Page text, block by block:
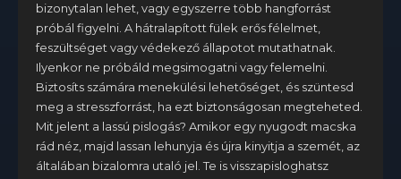
bizonytalan lehet, vagy egyszerre több hangforrást
próbál figyelni. A hátralapított fülek erős félelmet,
feszültséget vagy védekező állapotot mutathatnak.
Ilyenkor ne próbáld megsimogatni vagy felemelni.
Biztosíts számára menekülési lehetőséget, és szüntesd
meg a stresszforrást, ha ezt biztonságosan megteheted.
Mit jelent a lassú pislogás? Amikor egy nyugodt macska
rád néz, majd lassan lehunyja és újra kinyitja a szemét, az
általában bizalomra utaló jel. Te is visszapisloghatsz